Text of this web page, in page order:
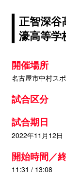
正智深谷
濠高等学
開催場所
名古屋市中村ス
試合区分
試合期日
2022年11月12日
開始時間／
11:31 / 13:08